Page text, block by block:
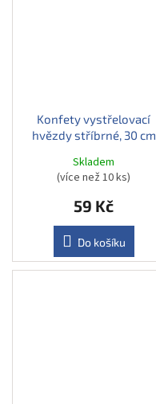
Konfety vystřelovací
hvězdy stříbrné, 30 cm
Skladem
(více než 10 ks)
59 Kč
Do košíku